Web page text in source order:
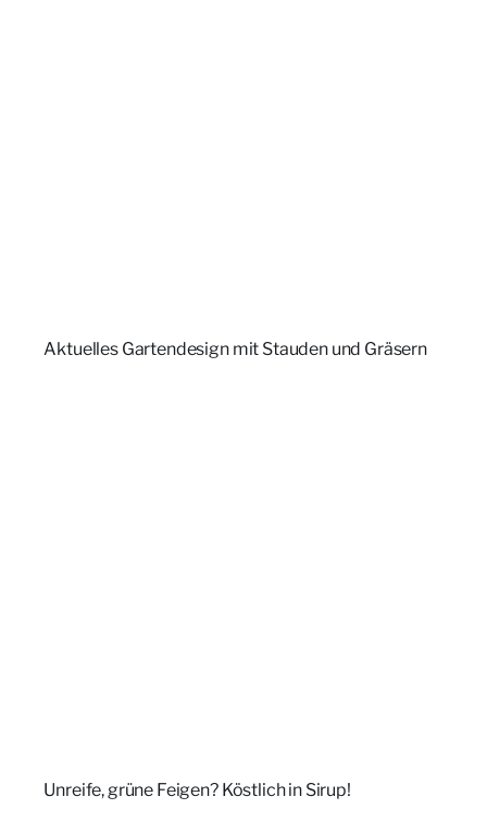
Aktuelles Gartendesign mit Stauden und Gräsern
Unreife, grüne Feigen? Köstlich in Sirup!